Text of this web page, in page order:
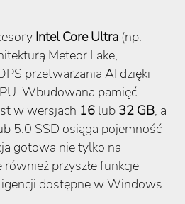
Intel Core Ultra (np.
Meteor Lake,
przetwarzania AI dzięki
Wbudowana pamięć
w wersjach 16 lub 32 GB, a
5.0 SSD osiąga pojemność
gotowa nie tylko na
również przyszłe funkcje
dostępne w Windows